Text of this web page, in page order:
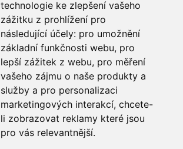
technologie ke zlepšení vašeho
zážitku z prohlížení pro
následující účely: pro umožnění
základní funkčnosti webu, pro
lepší zážitek z webu, pro měření
vašeho zájmu o naše produkty a
služby a pro personalizaci
marketingových interakcí, chcete-
li zobrazovat reklamy které jsou
pro vás relevantnější.
SUIVEZ NOUS
OPTIONS DE PAIEMENT